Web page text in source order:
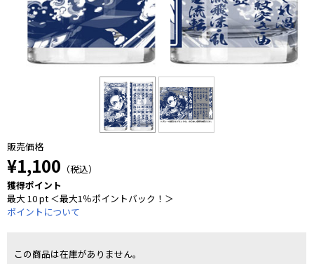
販売価格
¥1,100 （税込）
獲得ポイント
最大 10 pt ＜最大1％ポイントバック！＞
ポイントについて
この商品は在庫がありません。